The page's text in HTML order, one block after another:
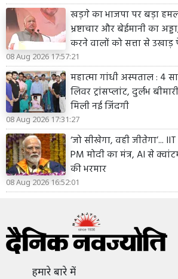
खड़गे का भाजपा पर बड़ा
भ्रष्टाचार और बेईमानी का
करने वालों को सत्ता से
08 Aug 2026 17:57:21
महात्मा गांधी अस्पताल : 4
लिवर ट्रांसप्लांट, दुर्लभ
मिली नई जिंदगी
08 Aug 2026 17:31:27
‘जो सीखेगा, वही जीतेगा’...
PM मोदी का मंत्र, AI से
की भरमार
08 Aug 2026 16:52:01
हमारे बारे में